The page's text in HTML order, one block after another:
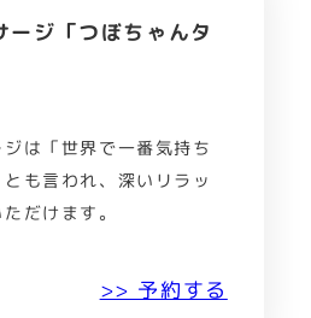
ージ「つぼちゃんタ
は「世界で一番気持ち
も言われ、深いリラッ
だけます。
>> 予約する